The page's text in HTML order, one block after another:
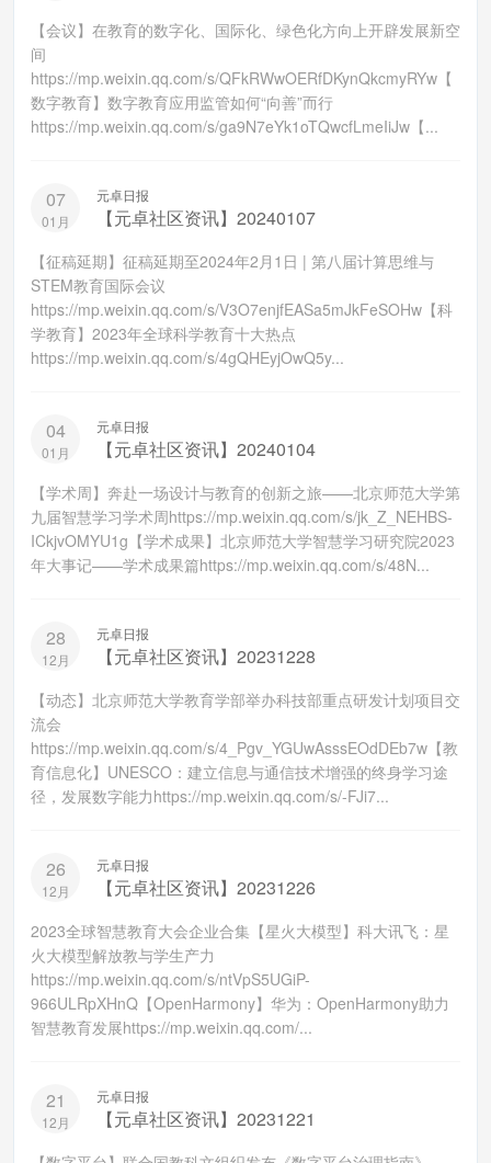
【会议】在教育的数字化、国际化、绿色化方向上开辟发展新空
间
https://mp.weixin.qq.com/s/QFkRWwOERfDKynQkcmyRYw【
数字教育】数字教育应用监管如何“向善”而行
https://mp.weixin.qq.com/s/ga9N7eYk1oTQwcfLmeIiJw【...
07
01月
元卓日报
【元卓社区资讯】20240107
【征稿延期】征稿延期至2024年2月1日 | 第八届计算思维与
STEM教育国际会议
https://mp.weixin.qq.com/s/V3O7enjfEASa5mJkFeSOHw【科
学教育】2023年全球科学教育十大热点
https://mp.weixin.qq.com/s/4gQHEyjOwQ5y...
04
01月
元卓日报
【元卓社区资讯】20240104
【学术周】奔赴一场设计与教育的创新之旅——北京师范大学第
九届智慧学习学术周https://mp.weixin.qq.com/s/jk_Z_NEHBS-
ICkjvOMYU1g【学术成果】北京师范大学智慧学习研究院2023
年大事记——学术成果篇https://mp.weixin.qq.com/s/48N...
28
12月
元卓日报
【元卓社区资讯】20231228
【动态】北京师范大学教育学部举办科技部重点研发计划项目交
流会
https://mp.weixin.qq.com/s/4_Pgv_YGUwAsssEOdDEb7w【教
育信息化】UNESCO：建立信息与通信技术增强的终身学习途
径，发展数字能力https://mp.weixin.qq.com/s/-FJi7...
26
12月
元卓日报
【元卓社区资讯】20231226
2023全球智慧教育大会企业合集【星火大模型】科大讯飞：星
火大模型解放教与学生产力
https://mp.weixin.qq.com/s/ntVpS5UGiP-
966ULRpXHnQ【OpenHarmony】华为：OpenHarmony助力
智慧教育发展https://mp.weixin.qq.com/...
21
12月
元卓日报
【元卓社区资讯】20231221